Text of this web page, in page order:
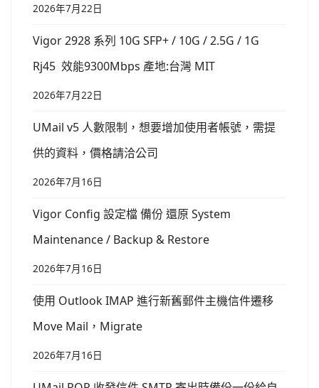
2026年7月22日
Vigor 2928 系列 10G SFP+ / 10G / 2.5G / 1G
Rj45 效能9300Mbps 產地:台灣 MIT
2026年7月22日
UMail v5 人數限制，想要增加使用者帳號，需提
供的資料，價格請洽公司
2026年7月16日
Vigor Config 設定檔 備份 還原 System
Maintenance / Backup & Restore
2026年7月16日
使用 Outlook IMAP 進行新舊郵件主機信件遷移
Move Mail，Migrate
2026年7月16日